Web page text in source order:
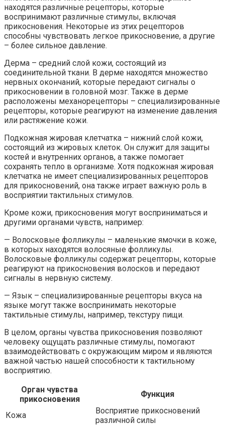
находятся различные рецепторы, которые
воспринимают различные стимулы, включая
прикосновения. Некоторые из этих рецепторов
способны чувствовать легкое прикосновение, а другие
– более сильное давление.
Дерма – средний слой кожи, состоящий из
соединительной ткани. В дерме находятся множество
нервных окончаний, которые передают сигналы о
прикосновении в головной мозг. Также в дерме
расположены механорецепторы – специализированные
рецепторы, которые реагируют на изменение давления
или растяжение кожи.
Подкожная жировая клетчатка – нижний слой кожи,
состоящий из жировых клеток. Он служит для защиты
костей и внутренних органов, а также помогает
сохранять тепло в организме. Хотя подкожная жировая
клетчатка не имеет специализированных рецепторов
для прикосновений, она также играет важную роль в
восприятии тактильных стимулов.
Кроме кожи, прикосновения могут восприниматься и
другими органами чувств, например:
— Волосковые фолликулы – маленькие ямочки в коже,
в которых находятся волосяные фолликулы.
Волосковые фолликулы содержат рецепторы, которые
реагируют на прикосновения волосков и передают
сигналы в нервную систему.
— Язык – специализированные рецепторы вкуса на
языке могут также воспринимать некоторые
тактильные стимулы, например, текстуру пищи.
В целом, органы чувства прикосновения позволяют
человеку ощущать различные стимулы, помогают
взаимодействовать с окружающим миром и являются
важной частью нашей способности к тактильному
восприятию.
Орган чувства
прикосновения
Функция
Кожа
Восприятие прикосновений
различной силы